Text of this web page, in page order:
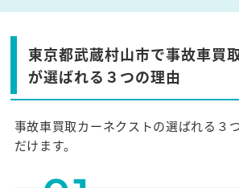
東京都武蔵村山市で事故車買
が選ばれる３つの理由
事故車買取カーネクストの選ばれる３
だけます。